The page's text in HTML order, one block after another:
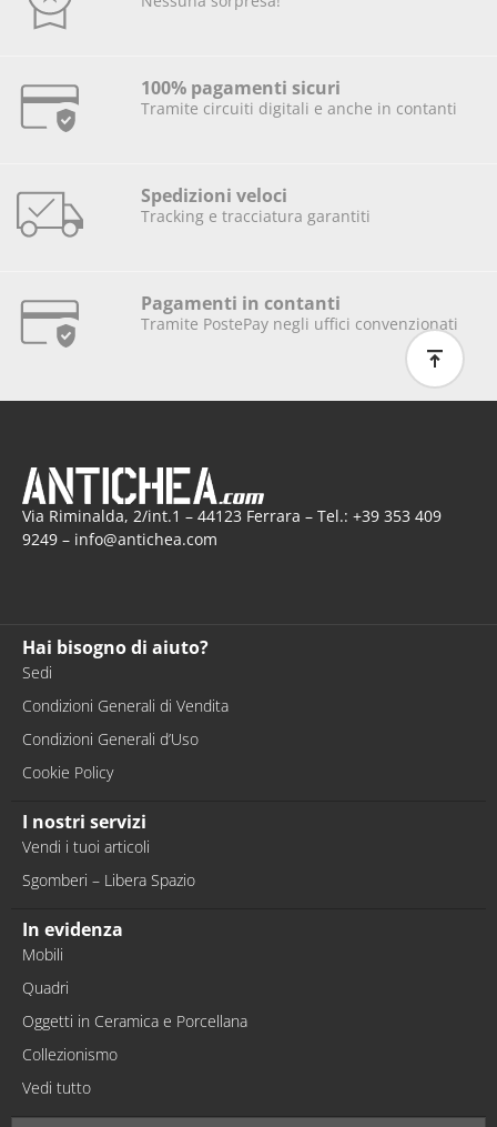
100% pagamenti sicuri
Tramite circuiti digitali e anche in contanti
Spedizioni veloci
Tracking e tracciatura garantiti
Pagamenti in contanti
Tramite PostePay negli uffici convenzionati
Via Riminalda, 2/int.1 – 44123 Ferrara – Tel.: +39 353 409
9249 – info@antichea.com
Hai bisogno di aiuto?
Sedi
Condizioni Generali di Vendita
Condizioni Generali d’Uso
Cookie Policy
I nostri servizi
Vendi i tuoi articoli
Sgomberi – Libera Spazio
In evidenza
Mobili
Quadri
Oggetti in Ceramica e Porcellana
Collezionismo
Vedi tutto